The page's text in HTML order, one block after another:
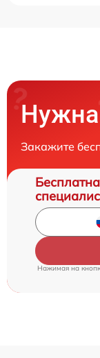
Нужна
Закажите
Нажимая на